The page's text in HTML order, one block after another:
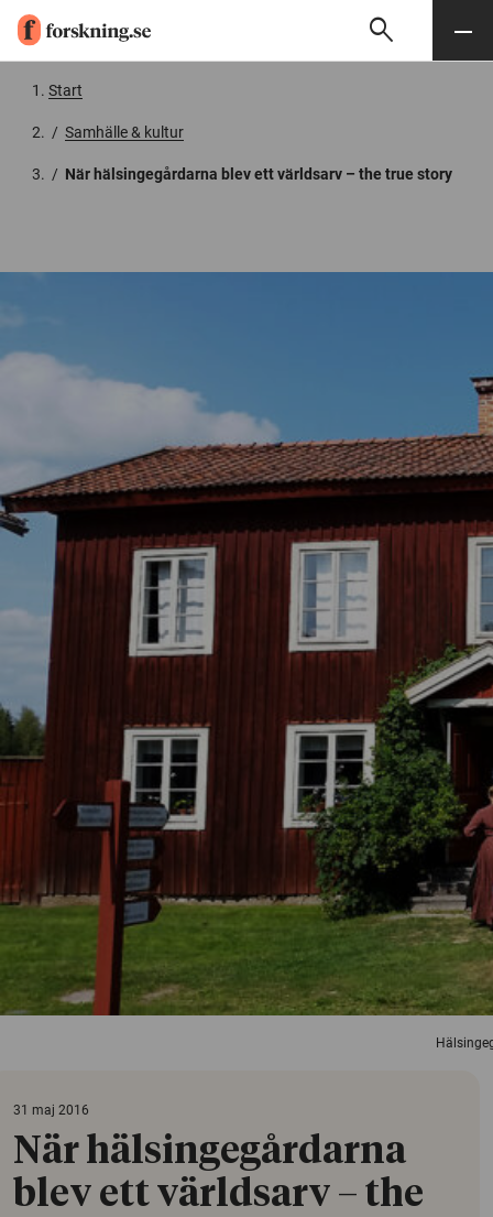
Söksearch Meny
Start
/ Samhälle & kultur
/ När hälsingegårdarna blev ett världsarv – the true story
31 maj 2016
När hälsingegårdarna
blev ett världsarv – the